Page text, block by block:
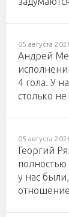
05 августа
Андрей
4 гола. У
столько
05 августа
Георгий
у нас
отношение